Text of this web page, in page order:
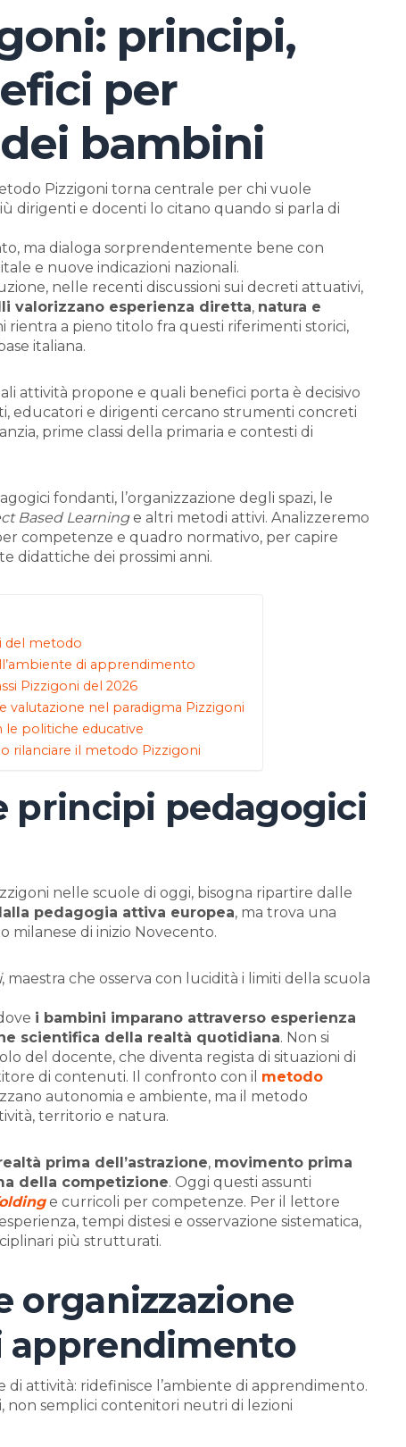
principi,
per
bambini
Pizzigoni torna centrale per chi vuole
dirigenti e docenti lo citano quando si parla di
ma dialoga sorprendentemente bene con
e nuove indicazioni nazionali.
nelle recenti discussioni sui decreti attuativi,
valorizzano esperienza diretta, natura e
rientra a pieno titolo fra questi riferimenti storici,
italiana.
attività propone e quali benefici porta è decisivo
educatori e dirigenti cercano strumenti concreti
prime classi della primaria e contesti di
fondanti, l’organizzazione degli spazi, le
Based Learninge altri metodi attivi. Analizzeremo
competenze e quadro normativo, per capire
didattiche dei prossimi anni.
del metodo
di apprendimento
Pizzigoni del 2026
valutazione nel paradigma Pizzigoni
politiche educative
rilanciare il metodo Pizzigoni
principi pedagogici
nelle scuole di oggi, bisogna ripartire dalle
pedagogia attiva europea, ma trova una
di inizio Novecento.
, maestra che osserva con lucidità i limiti della scuola
i bambini imparano attraverso esperienza
scientifica della realtà quotidiana. Non si
del docente, che diventa regista di situazioni di
di contenuti. Il confronto con il metodo
autonomia e ambiente, ma il metodo
territorio e natura.
prima dell’astrazione, movimento prima
della competizione. Oggi questi assunti
e curricoli per competenze. Per il lettore
tempi distesi e osservazione sistematica,
più strutturati.
organizzazione
apprendimento
attività: ridefinisce l’ambiente di apprendimento.
non semplici contenitori neutri di lezioni